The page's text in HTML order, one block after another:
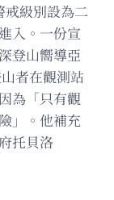
戒級別設為二
入。一份宣
登山嚮導亞
者在觀測站
為「只有觀
」。他補充
托貝洛